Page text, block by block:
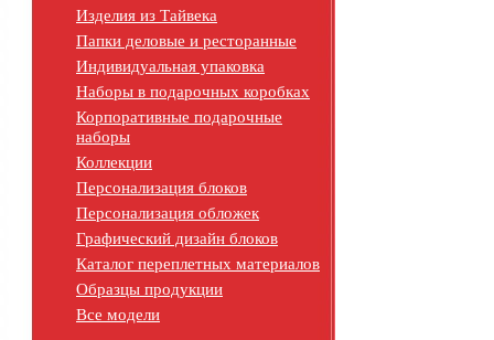
Изделия из Тайвека
Папки деловые и ресторанные
Индивидуальная упаковка
Наборы в подарочных коробках
Корпоративные подарочные
наборы
Коллекции
Персонализация блоков
Персонализация обложек
Графический дизайн блоков
Каталог переплетных материалов
Образцы продукции
Все модели